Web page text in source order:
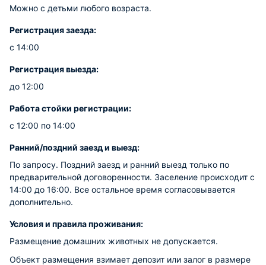
Можно с детьми любого возраста.
Регистрация заезда:
с 14:00
Регистрация выезда:
до 12:00
Работа стойки регистрации:
с 12:00 по 14:00
Ранний/поздний заезд и выезд:
По запросу. Поздний заезд и ранний выезд только по
предварительной договоренности. Заселение происходит с
14:00 до 16:00. Все остальное время согласовывается
дополнительно.
Условия и правила проживания:
Размещение домашних животных не допускается.
Объект размещения взимает депозит или залог в размере